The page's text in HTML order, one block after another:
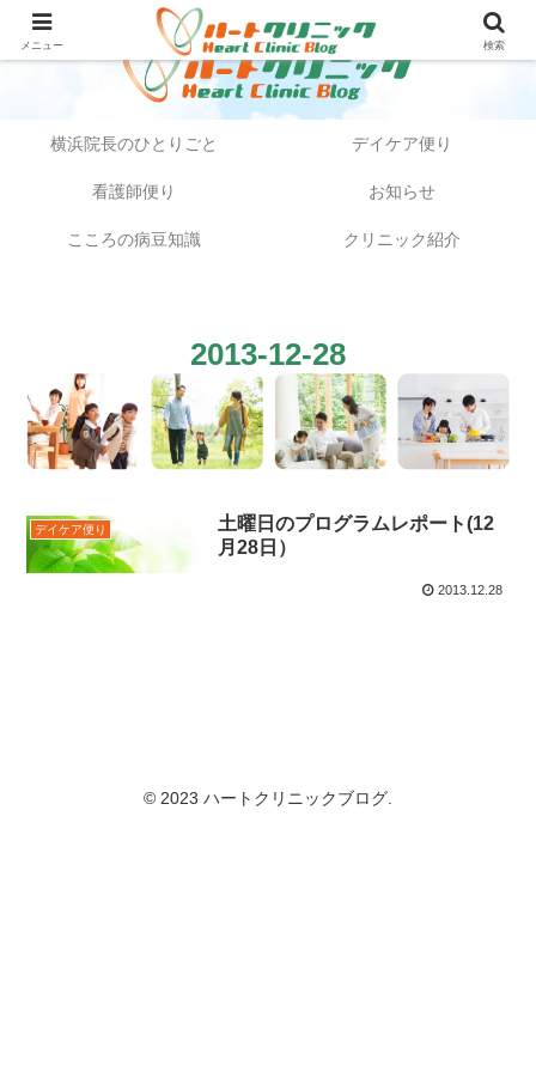
横浜院長のひとりごと デイケア便り
看護師便り お知らせ
こころの病豆知識 クリニック紹介
2013-12-28
デイケア便り
土曜日のプログラムレポート(12
月28日）
2013.12.28
© 2023 ハートクリニックブログ.
メニュー 検索